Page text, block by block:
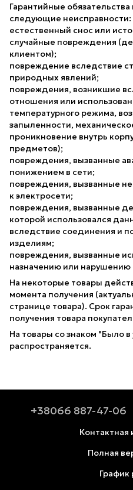
Гарантийные
следующие неисправности:
естественный снос или
случайные повреждения
клиентом);
повреждение вследствие
природных явлений;
повреждения, возникшие
отношения или
температурного режима,
запыленности,
проникновение внутрь
предметов);
повреждения, вызванные
понижением в сети;
повреждения, вызванные
к электросети;
повреждения, вызванные
которой использовался
вследствие соединения и
изделиям;
повреждения, вызванные
назначению или нарушению
На некоторые товары
момента получения
странице товара). Срок
получения товара
На товары со знаком "Было
распространяется.
+38066 887-47-06
Полная
График